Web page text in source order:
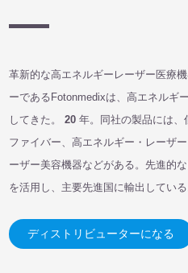
革新的な高エネルギーレーザー医療
ーであるFotonmedixは、高エネルギ
してきた。20年。同社の製品には
ファイバー、高エネルギー・レーザ
ーザー美容機器などがある。先進的
を活用し、主要先進国に輸出している
ディストリビューターになる